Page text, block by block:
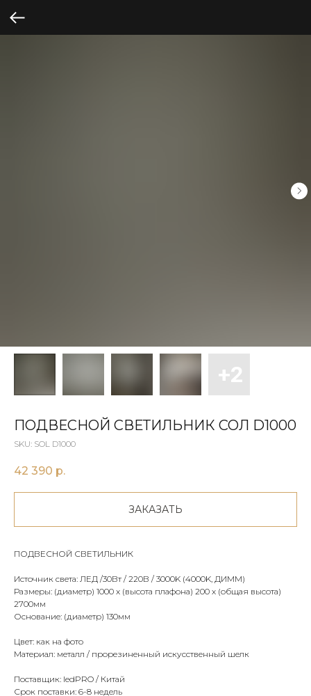
ПОДВЕСНОЙ СВЕТИЛЬНИК СОЛ D1000
SKU: SOL D1000
42 390 р.
ЗАКАЗАТЬ
ПОДВЕСНОЙ СВЕТИЛЬНИК
Источник света: ЛЕД /30Вт / 220В / 3000K (4000K, ДИММ)
Размеры: (диаметр) 1000 x (высота плафона) 200 х (общая высота)
2700мм
Основание: (диаметр) 130мм
Цвет: как на фото
Материал: металл / прорезиненный искусственный шелк
Поставщик: ledPRO / Китай
Срок поставки: 6-8 недель